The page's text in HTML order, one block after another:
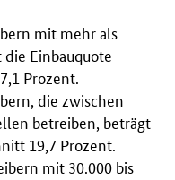
mit mehr als
Einbauquote
Prozent.
die zwischen
betreiben, beträgt
19,7 Prozent.
mit 30.000 bis